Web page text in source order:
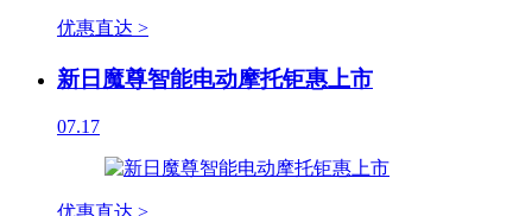
优惠直达 >
新日魔尊智能电动摩托钜惠上市
07.17